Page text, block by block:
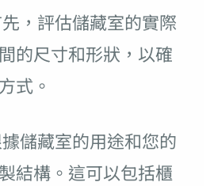
，評估儲藏室的實際
的尺寸和形狀，以確
式。
儲藏室的用途和您的
結構。這可以包括櫃